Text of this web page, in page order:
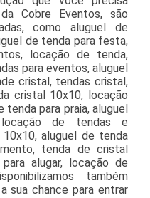
Cobre Eventos, são
como aluguel de
de tenda para festa,
locação de tenda,
para eventos, aluguel
cristal, tendas cristal,
cristal 10x10, locação
para praia, aluguel
de tendas e
aluguel de tenda
tenda de cristal
alugar, locação de
também
sua chance para entrar